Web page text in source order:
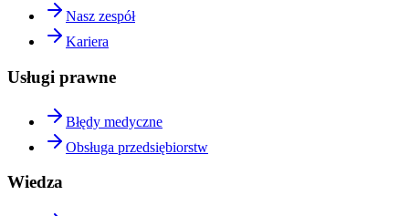
Nasz zespół
Kariera
Usługi prawne
Błędy medyczne
Obsługa przedsiębiorstw
Wiedza